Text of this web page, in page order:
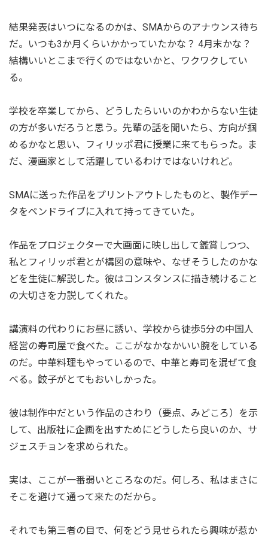
結果発表はいつになるのかは、SMAからのアナウンス待ち
だ。いつも3か月くらいかかっていたかな？ 4月末かな？
結構いいとこまで行くのではないかと、ワクワクしてい
る。
学校を卒業してから、どうしたらいいのかわからない生徒
の方が多いだろうと思う。先輩の話を聞いたら、方向が掴
めるかなと思い、フィリッポ君に授業に来てもらった。ま
だ、漫画家として活躍しているわけではないけれど。
SMAに送った作品をプリントアウトしたものと、製作デー
タをペンドライブに入れて持ってきていた。
作品をプロジェクターで大画面に映し出して鑑賞しつつ、
私とフィリッポ君とが構図の意味や、なぜそうしたのかな
どを生徒に解説した。彼はコンスタンスに描き続けること
の大切さを力説してくれた。
講演料の代わりにお昼に誘い、学校から徒歩5分の中国人
経営の寿司屋で食べた。ここがなかなかいい腕をしている
のだ。中華料理もやっているので、中華と寿司を混ぜて食
べる。餃子がとてもおいしかった。
彼は制作中だという作品のさわり（要点、みどころ）を示
して、出版社に企画を出すためにどうしたら良いのか、サ
ジェスチョンを求められた。
実は、ここが一番弱いところなのだ。何しろ、私はまさに
そこを避けて通って来たのだから。
それでも第三者の目で、何をどう見せられたら興味が惹か